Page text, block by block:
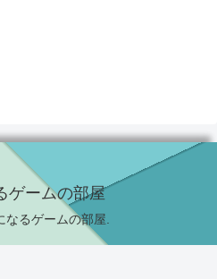
ゲームの部屋
るゲームの部屋.